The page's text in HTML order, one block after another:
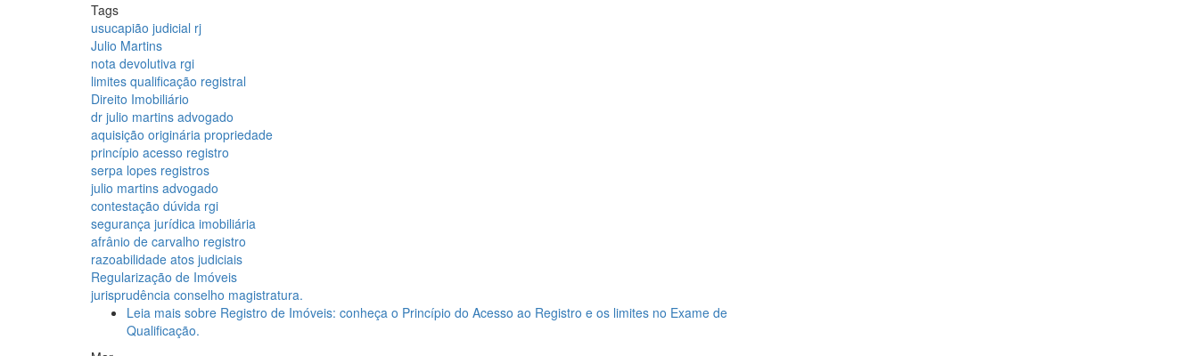
Tags
usucapião judicial rj
Julio Martins
nota devolutiva rgi
limites qualificação registral
Direito Imobiliário
dr julio martins advogado
aquisição originária propriedade
princípio acesso registro
serpa lopes registros
julio martins advogado
contestação dúvida rgi
segurança jurídica imobiliária
afrânio de carvalho registro
razoabilidade atos judiciais
Regularização de Imóveis
jurisprudência conselho magistratura.
Leia mais sobre Registro de Imóveis: conheça o Princípio do Acesso ao Registro e os limites no Exame de
Qualificação.